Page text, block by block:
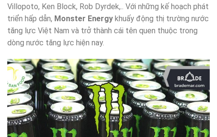
Villopoto, Ken Block, Rob Dyrdek,.. Với những kế hoạch phát
triển hấp dẫn, Monster Energy khuấy động thị trường nước
tăng lực Việt Nam và trở thành cái tên quen thuộc trong
dòng nước tăng lực hiện nay.